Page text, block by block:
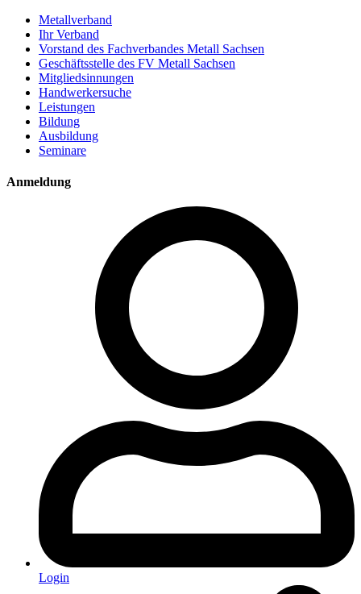
Metallverband
Ihr Verband
Vorstand des Fachverbandes Metall Sachsen
Geschäftsstelle des FV Metall Sachsen
Mitgliedsinnungen
Handwerkersuche
Leistungen
Bildung
Ausbildung
Seminare
Anmeldung
Login